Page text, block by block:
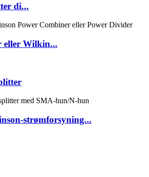
di...
eller Wilkin...
strømforsyning...